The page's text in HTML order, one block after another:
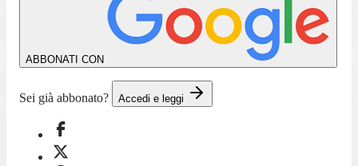
ABBONATI CON
Sei già abbonato? Accedi e leggi